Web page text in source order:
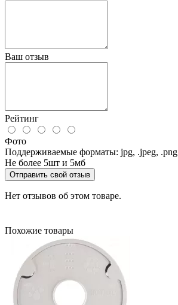
Ваш отзыв
Рейтинг
Фото
Поддерживаемые форматы: jpg, .jpeg, .png
Не более 5шт и 5мб
Отправить свой отзыв
Нет отзывов об этом товаре.
Похожие товары